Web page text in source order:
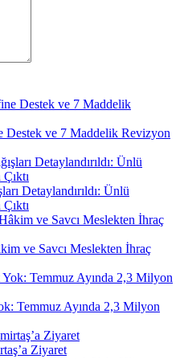
Destek ve 7 Maddelik Revizyon
Detaylandırıldı: Ünlü
ve Savcı Meslekten İhraç
Temmuz Ayında 2,3 Milyon
Ziyaret